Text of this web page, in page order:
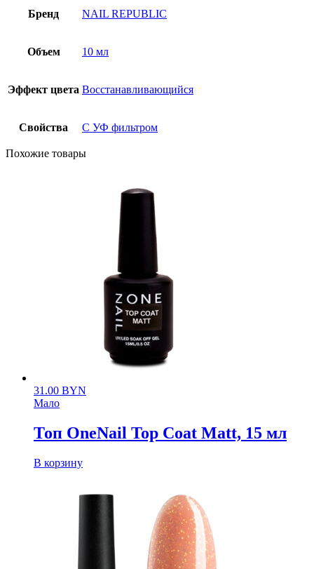
Бренд NAIL REPUBLIC
Объем 10 мл
Эффект цвета Восстанавливающийся
Свойства С УФ фильтром
Похожие товары
31.00 BYN
Мало
Топ OneNail Top Coat Matt, 15 мл
В корзину